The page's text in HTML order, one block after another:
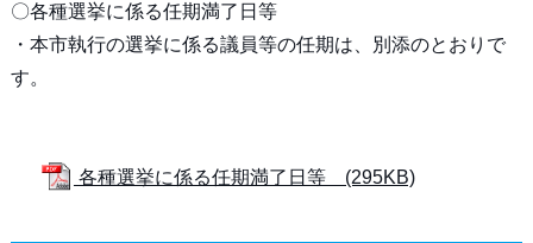
〇各種選挙に係る任期満了日等
・本市執行の選挙に係る議員等の任期は、別添のとおりで
す。
各種選挙に係る任期満了日等 (295KB)